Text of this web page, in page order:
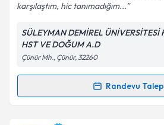
karşılaştım, hic tanımadığım...
SÜLEYMAN DEMİREL ÜNİVERSİTESİ
HST VE DOĞUM A.D
Çünür Mh., Çünür, 32260
Randevu
Randevu Takvimi Talebi